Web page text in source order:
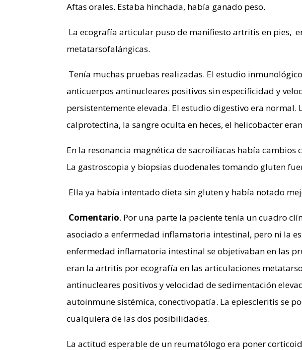
Aftas orales. Estaba hinchada, había ganado peso.
La ecografía articular puso de manifiesto artritis en pies,
metatarsofalángicas.
Tenía muchas pruebas realizadas. El estudio
anticuerpos antinucleares positivos sin especificidad y
persistentemente elevada. El estudio digestivo era
calprotectina, la sangre oculta en heces, el helicobacter
En la resonancia magnética de sacroilíacas había cambios
La gastroscopia y biopsias duodenales tomando gluten
Ella ya había intentado dieta sin gluten y había notado
Comentario. Por una parte la paciente tenía un cuadro
asociado a enfermedad inflamatoria intestinal, pero ni la
enfermedad inflamatoria intestinal se objetivaban en las
eran la artritis por ecografía en las articulaciones
antinucleares positivos y velocidad de sedimentación
autoinmune sistémica, conectivopatía. La epiescleritis se
cualquiera de las dos posibilidades.
La actitud esperable de un reumatólogo era poner